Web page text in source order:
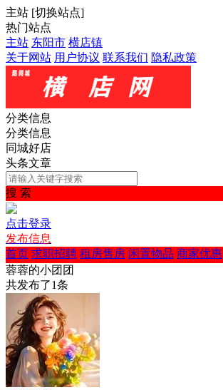
主站 [切换站点]
热门站点
主站 东阳市 横店镇
关于网站 用户协议 联系我们 隐私政策
分类信息
分类信息
同城好店
头条文章
搜 索
点击登录
发布信息
首页 求职招聘 租房售房 闲置物品 商家优惠
蓉蓉的小团团
共发布了1条